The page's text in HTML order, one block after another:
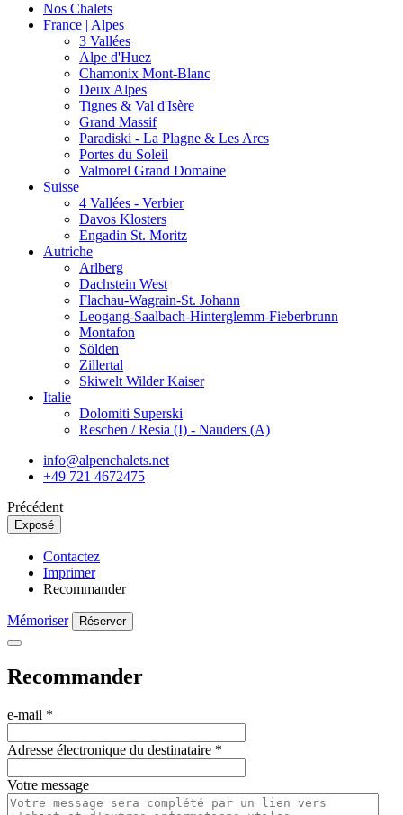
Nos Chalets
France | Alpes
3 Vallées
Alpe d'Huez
Chamonix Mont-Blanc
Deux Alpes
Tignes & Val d'Isère
Grand Massif
Paradiski - La Plagne & Les Arcs
Portes du Soleil
Valmorel Grand Domaine
Suisse
4 Vallées - Verbier
Davos Klosters
Engadin St. Moritz
Autriche
Arlberg
Dachstein West
Flachau-Wagrain-St. Johann
Leogang-Saalbach-Hinterglemm-Fieberbrunn
Montafon
Sölden
Zillertal
Skiwelt Wilder Kaiser
Italie
Dolomiti Superski
Reschen / Resia (I) - Nauders (A)
info@alpenchalets.net
+49 721 4672475
Précédent
Exposé
Contactez
Imprimer
Recommander
Mémoriser Réserver
Recommander
e-mail *
Adresse électronique du destinataire *
Votre message